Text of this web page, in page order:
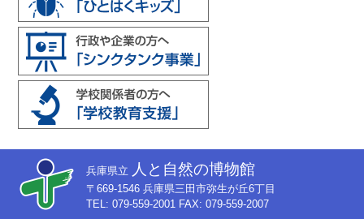
兵庫県立 人と自然の博物館
〒669-1546 兵庫県三田市弥生が丘6丁目
TEL: 079-559-2001 FAX: 079-559-2007